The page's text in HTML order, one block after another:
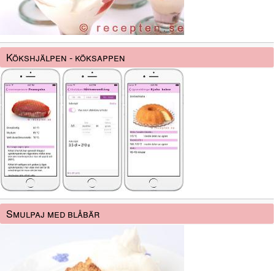
Kökshjälpen - köksappen
Smulpaj med blåbär